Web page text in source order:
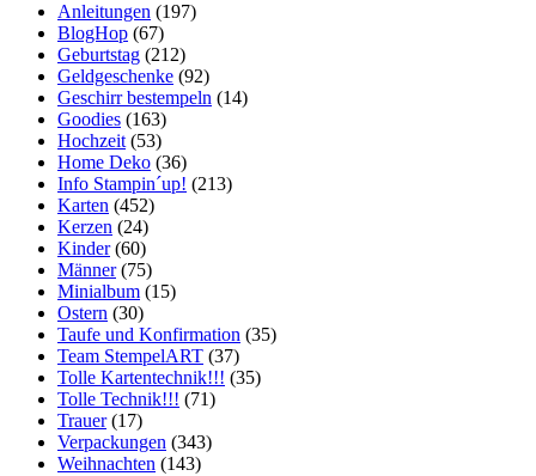
Anleitungen (197)
BlogHop (67)
Geburtstag (212)
Geldgeschenke (92)
Geschirr bestempeln (14)
Goodies (163)
Hochzeit (53)
Home Deko (36)
Info Stampin´up! (213)
Karten (452)
Kerzen (24)
Kinder(60)
Männer(75)
Minialbum (15)
Ostern (30)
Taufe und Konfirmation (35)
Team StempelART (37)
Tolle Kartentechnik!!! (35)
Tolle Technik!!! (71)
Trauer(17)
Verpackungen (343)
Weihnachten (143)